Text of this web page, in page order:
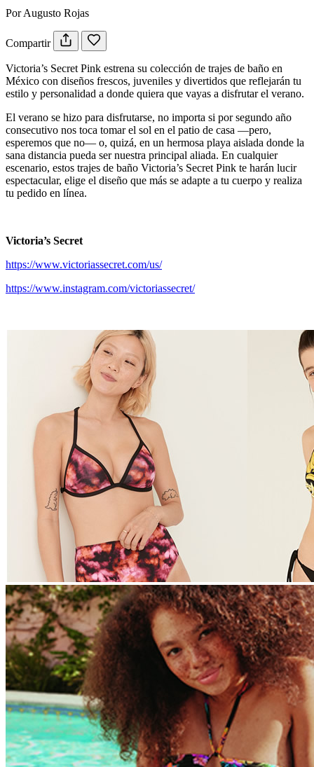
Por Augusto Rojas
Compartir
Victoria’s Secret Pink estrena su colección de trajes de baño en
México con diseños frescos, juveniles y divertidos que reflejarán tu
estilo y personalidad a donde quiera que vayas a disfrutar el verano.
El verano se hizo para disfrutarse, no importa si por segundo año
consecutivo nos toca tomar el sol en el patio de casa —pero,
esperemos que no— o, quizá, en un hermosa playa aislada donde la
sana distancia pueda ser nuestra principal aliada. En cualquier
escenario, estos trajes de baño Victoria’s Secret Pink te harán lucir
espectacular, elige el diseño que más se adapte a tu cuerpo y realiza
tu pedido en línea.
Victoria’s Secret
https://www.victoriassecret.com/us/
https://www.instagram.com/victoriassecret/